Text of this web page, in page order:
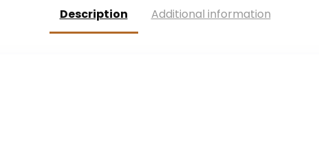
Kattenkleding
Huisdieren
Description Additional information